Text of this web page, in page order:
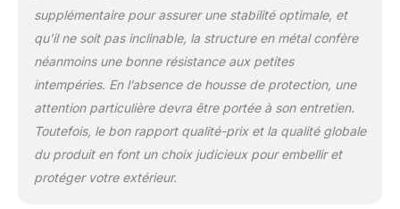
toile à la hauteur
souhaitée. De plus, le
parasol de jardin dispose
de fixations à crochets et
boucles pour faciliter le
rangement. Cadre
stable : Conçu pour être
résistant au vent, le
supplémentaire pour assurer une stabilité optimale, et
qu’il ne soit pas inclinable, la structure en métal confère
néanmoins une bonne résistance aux petites
intempéries. En l’absence de housse de protection, une
attention particulière devra être portée à son entretien.
Toutefois, le bon rapport qualité-prix et la qualité globale
du produit en font un choix judicieux pour embellir et
protéger votre extérieur.